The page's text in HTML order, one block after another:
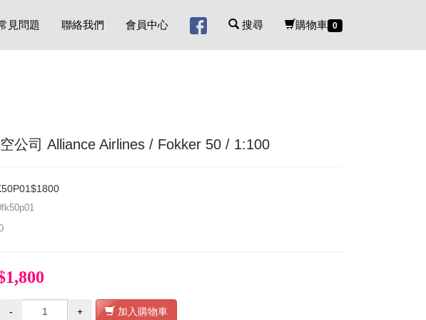
見問題 聯絡我們 會員中心 搜尋 購物車 0
公司 Alliance Airlines / Fokker 50 / 1:100
- + 加入購物車